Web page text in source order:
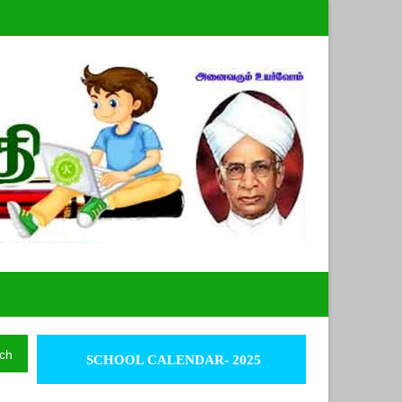
SCHOOL CALENDAR- 2025